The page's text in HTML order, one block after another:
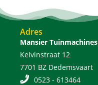
Adres
Mansier Tuinmachines
Kelvinstraat 12
7701 BZ Dedemsvaart
0523 - 613464